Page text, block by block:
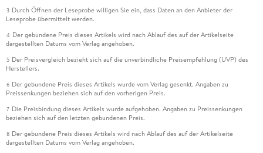
3 Durch Öffnen der Leseprobe willigen Sie ein, dass Daten an den Anbieter der
Leseprobe übermittelt werden.
4 Der gebundene Preis dieses Artikels wird nach Ablauf des auf der Artikelseite
dargestellten Datums vom Verlag angehoben.
5 Der Preisvergleich bezieht sich auf die unverbindliche Preisempfehlung (UVP) des
Herstellers.
6 Der gebundene Preis dieses Artikels wurde vom Verlag gesenkt. Angaben zu
Preissenkungen beziehen sich auf den vorherigen Preis.
7 Die Preisbindung dieses Artikels wurde aufgehoben. Angaben zu Preissenkungen
beziehen sich auf den letzten gebundenen Preis.
8 Der gebundene Preis dieses Artikels wird nach Ablauf des auf der Artikelseite
dargestellten Datums vom Verlag angehoben.